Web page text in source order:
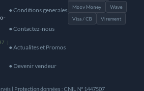
|
● Conditions generales
● Contactez-nous
● Actualites et Promos
● Devenir vendeur
Moov Money
Wave
Visa / CB
Virement
| Protection données : CNIL N° 1447507